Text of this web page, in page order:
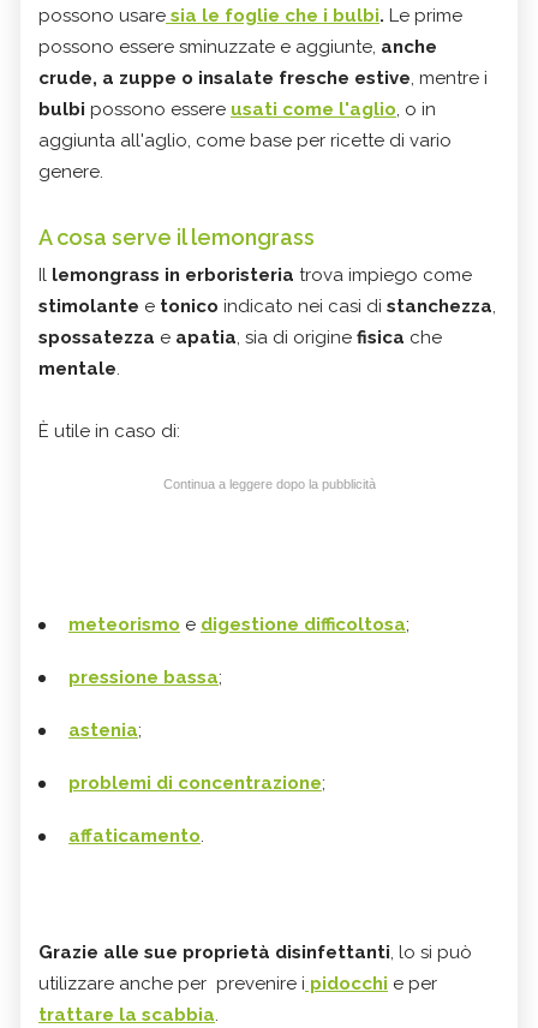
possono usare sia le foglie che i bulbi. Le prime
possono essere sminuzzate e aggiunte, anche
crude, a zuppe o insalate fresche estive, mentre i
bulbi possono essere usati come l'aglio, o in
aggiunta all'aglio, come base per ricette di vario
genere.
A cosa serve il lemongrass
Il lemongrass in erboristeria trova impiego come
stimolante e tonico indicato nei casi di stanchezza,
spossatezza e apatia, sia di origine fisica che
mentale.
È utile in caso di:
Continua a leggere dopo la pubblicità
meteorismo e digestione difficoltosa;
pressione bassa;
astenia;
problemi di concentrazione;
affaticamento.
Grazie alle sue proprietà disinfettanti, lo si può
utilizzare anche per prevenire i pidocchi e per
trattare la scabbia.